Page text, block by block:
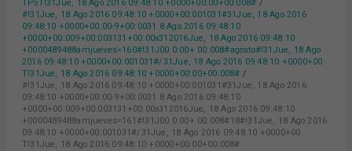
TP5T!31Jue, 18 Ago 2016 09:48:10 +0000+00:00+00:008#
#!31Jue, 18 Ago 2016 09:48:10 +0000+00:001031#31Jue, 18 Ago 2016
09:48:10 +0000+00:00-9+00:0031 8 Ago 2016 09:48:10
+0000+00:009+00:003131+00:00x312016Jue, 18 Ago 2016 09:48:10
+0000489488amjueves=160#!31J00 0:00+ 00:008#agosto#!31Jue, 18 Ago
2016 09:48:10 +0000+00:001031#/31Jue, 18 Ago 2016 09:48:10 +0000+00
T!31Jue, 18 Ago 2016 09:48:10 +0000+00:00+00:008#
#!31Jue, 18 Ago 2016 09:48:10 +0000+00:001031#31Jue, 18 Ago 2016
09:48:10 +0000+00:00-9+00:0031 8 Ago 2016 09:48:10
+0000+00:009+00:003131+00:00x312016Jue, 18 Ago 2016 09:48:10
+0000489488amjueves=161#!31J00 0:00+ 00:008#18#!31Jue, 18 Ago 2016
09:48:10 +0000+00:001031#/31Jue, 18 Ago 2016 09:48:10 +0000+00
T!31Jue, 18 Ago 2016 09:48:10 +0000+00:00+00:008#